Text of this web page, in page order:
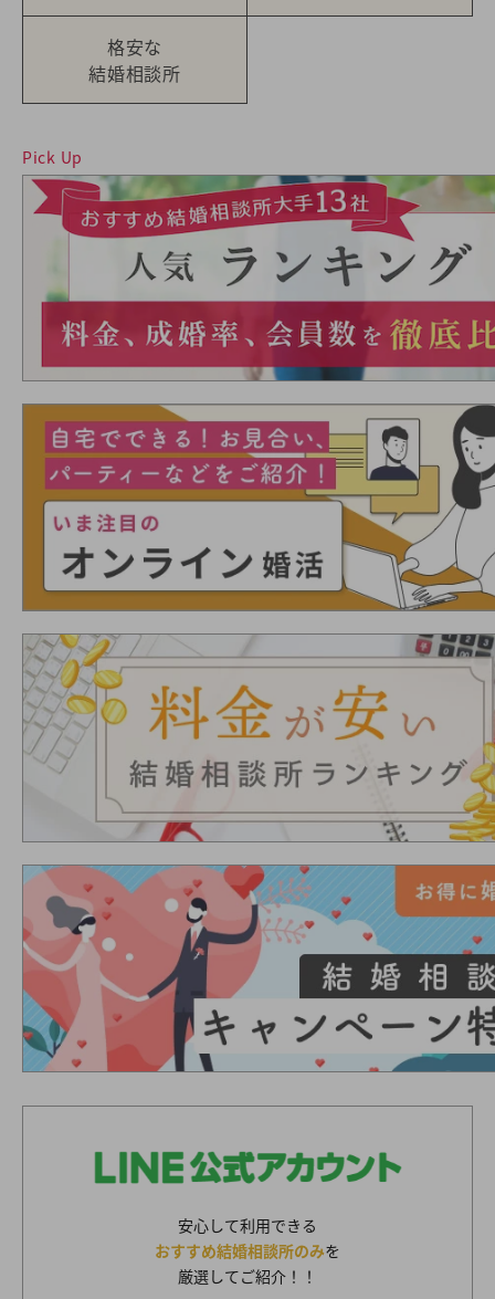
格安な
結婚相談所
Pick Up
安心して利用できる
おすすめ結婚相談所のみを
厳選してご紹介！！